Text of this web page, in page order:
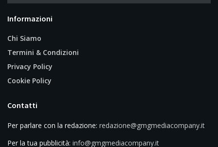
Informazioni
Chi Siamo
Termini & Condizioni
Privacy Policy
Cookie Policy
Contatti
Per parlare con la redazione: redazione@gmgmediacompany.it
Per la tua pubblicità: info@gmgmediacompany.it